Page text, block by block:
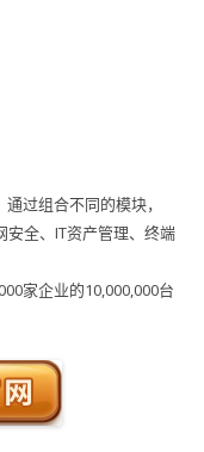
通过组合不同的模块，
安全、IT资产管理、终端
家企业的10,000,000台